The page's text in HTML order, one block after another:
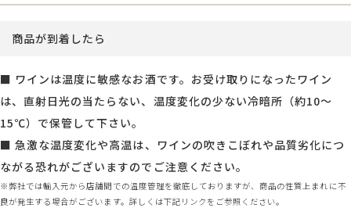
商品が到着したら
■ ワインは温度に敏感なお酒です。お受け取りになったワイン
は、直射日光の当たらない、温度変化の少ない冷暗所（約10～
15℃）で保管して下さい。
■ 急激な温度変化や高温は、ワインの吹きこぼれや品質劣化につ
ながる恐れがございますのでご注意ください。
※弊社では輸入元から店舗間での温度管理を徹底しておりますが、商品の性質上まれに不
良が発生する場合がございます。詳しくは下記リンクをご参照ください。